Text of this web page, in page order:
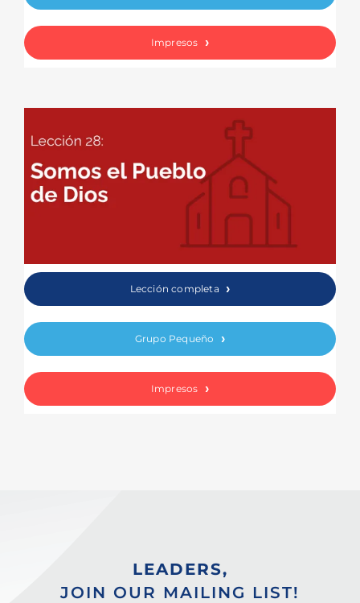
Impresos
Lección completa
Grupo Pequeño
Impresos
LEADERS,
JOIN OUR MAILING LIST!